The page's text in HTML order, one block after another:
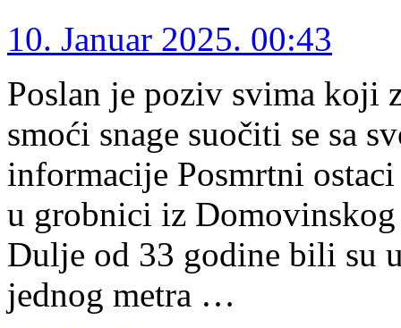
10. Januar 2025. 00:43
Poslan je poziv svima koji
smoći snage suočiti se sa
informacije Posmrtni
u grobnici iz
Dulje od 33 godine bili su
jednog metra …